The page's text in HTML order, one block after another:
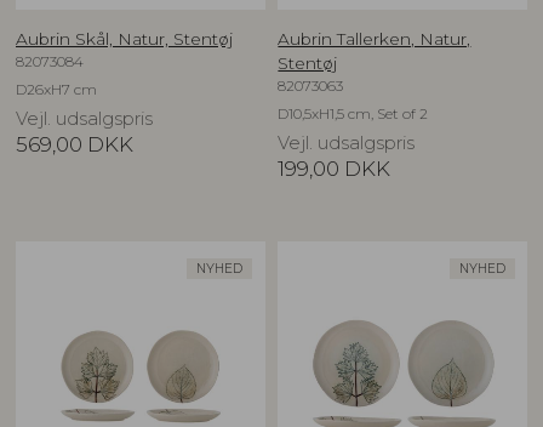
Aubrin Skål, Natur, Stentøj
82073084
D26xH7 cm
Vejl. udsalgspris
569,00 DKK
Aubrin Tallerken, Natur,
Stentøj
82073063
D10,5xH1,5 cm, Set of 2
Vejl. udsalgspris
199,00 DKK
NYHED NYHED